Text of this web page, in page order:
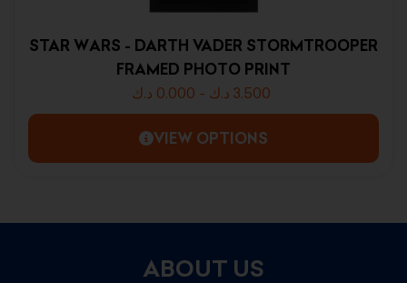
STAR WARS - DARTH VADER STORMTROOPER
FRAMED PHOTO PRINT
0.000 د.ك - 3.500 د.ك
VIEW OPTIONS
ABOUT US